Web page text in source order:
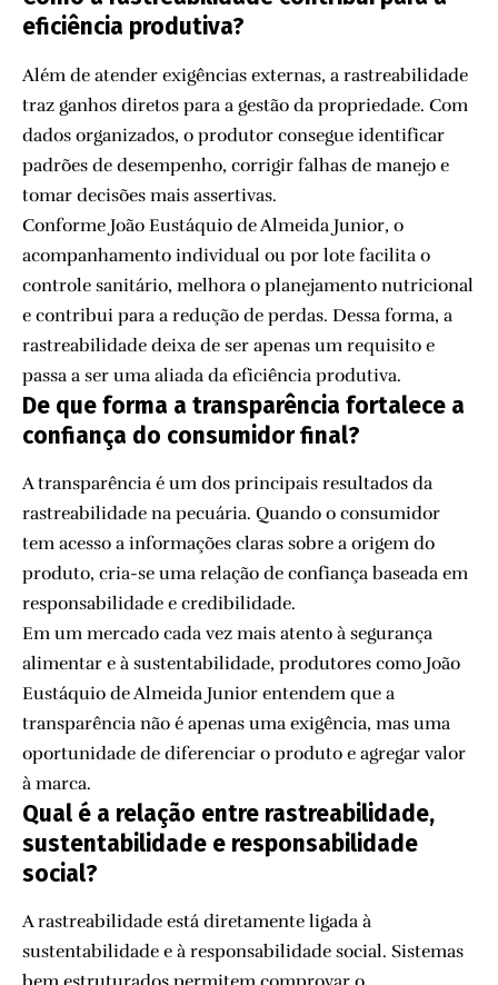
eficiência produtiva?
Além de atender exigências externas, a rastreabilidade
traz ganhos diretos para a gestão da propriedade. Com
dados organizados, o produtor consegue identificar
padrões de desempenho, corrigir falhas de manejo e
tomar decisões mais assertivas.
Conforme João Eustáquio de Almeida Junior, o
acompanhamento individual ou por lote facilita o
controle sanitário, melhora o planejamento nutricional
e contribui para a redução de perdas. Dessa forma, a
rastreabilidade deixa de ser apenas um requisito e
passa a ser uma aliada da eficiência produtiva.
De que forma a transparência fortalece a
confiança do consumidor final?
A transparência é um dos principais resultados da
rastreabilidade na pecuária. Quando o consumidor
tem acesso a informações claras sobre a origem do
produto, cria-se uma relação de confiança baseada em
responsabilidade e credibilidade.
Em um mercado cada vez mais atento à segurança
alimentar e à sustentabilidade, produtores como João
Eustáquio de Almeida Junior entendem que a
transparência não é apenas uma exigência, mas uma
oportunidade de diferenciar o produto e agregar valor
à marca.
Qual é a relação entre rastreabilidade,
sustentabilidade e responsabilidade
social?
A rastreabilidade está diretamente ligada à
sustentabilidade e à responsabilidade social. Sistemas